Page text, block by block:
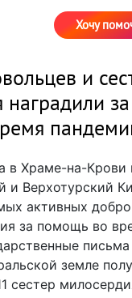
Хочу
и
наградили
в Храме-на-Крови
и Верхотурский
активных
за помощь во
письма
земле
сестер